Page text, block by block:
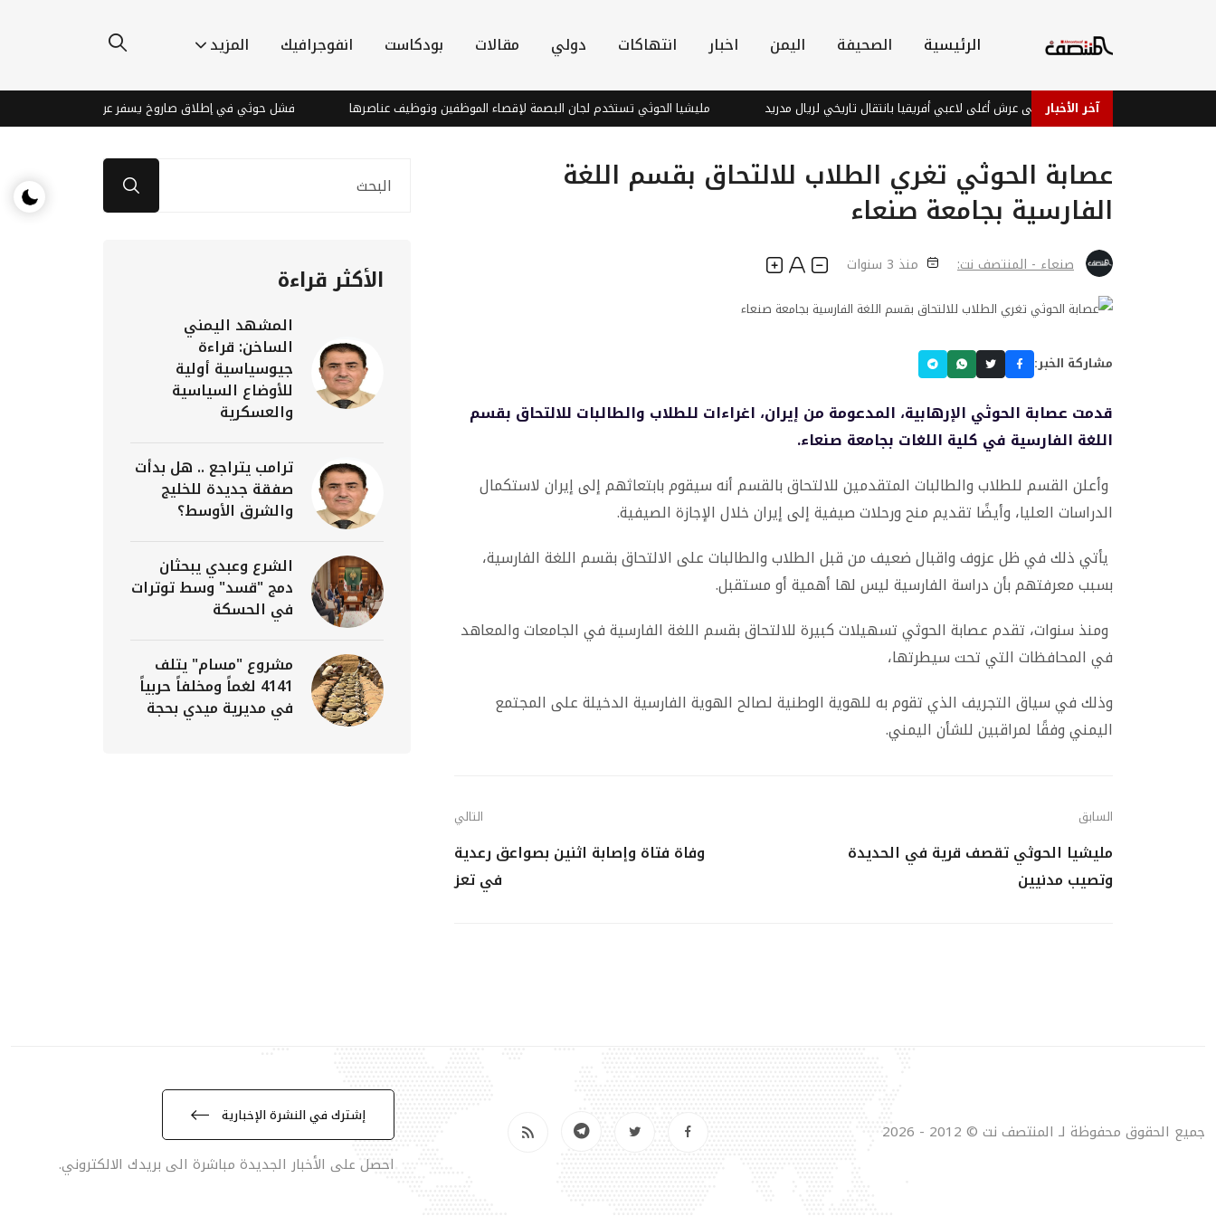
الرئيسية الصحيفة اليمن اخبار انتهاكات دولي مقالات بودكاست انفوجرافيك المزيد
آخر الأخبار
ديوماندي يتربع على عرش أغلى لاعبي أفريقيا بانتقال تاريخي لريال مدريد مليشيا الحوثي تستخدم لجان البصمة لإقصاء الموظفين وتوظيف عناصرها فشل حوثي في إطلاق صاروخ يسفر عن إصابات بين عناصر
عصابة الحوثي تغري الطلاب للالتحاق بقسم اللغة
الفارسية بجامعة صنعاء
صنعاء - المنتصف نت: منذ 3 سنوات
مشاركة الخبر:
قدمت عصابة الحوثي الإرهابية، المدعومة من إيران، اغراءات للطلاب والطالبات للالتحاق بقسم
اللغة الفارسية في كلية اللغات بجامعة صنعاء.
وأعلن القسم للطلاب والطالبات المتقدمين للالتحاق بالقسم أنه سيقوم بابتعاثهم إلى إيران لاستكمال
الدراسات العليا، وأيضًا تقديم منح ورحلات صيفية إلى إيران خلال الإجازة الصيفية.
يأتي ذلك في ظل عزوف واقبال ضعيف من قبل الطلاب والطالبات على الالتحاق بقسم اللغة الفارسية،
بسبب معرفتهم بأن دراسة الفارسية ليس لها أهمية أو مستقبل.
ومنذ سنوات، تقدم عصابة الحوثي تسهيلات كبيرة للالتحاق بقسم اللغة الفارسية في الجامعات والمعاهد
في المحافظات التي تحت سيطرتها،
وذلك في سياق التجريف الذي تقوم به للهوية الوطنية لصالح الهوية الفارسية الدخيلة على المجتمع
اليمني وفقًا لمراقبين للشأن اليمني.
السابق
مليشيا الحوثي تقصف قرية في الحديدة
وتصيب مدنيين
التالي
وفاة فتاة وإصابة اثنين بصواعق رعدية
في تعز
الأكثر قراءة
المشهد اليمني
الساخن: قراءة
جيوسياسية أولية
للأوضاع السياسية
والعسكرية
ترامب يتراجع .. هل بدأت
صفقة جديدة للخليج
والشرق الأوسط؟
الشرع وعبدي يبحثان
دمج "قسد" وسط توترات
في الحسكة
مشروع "مسام" يتلف
4141 لغماً ومخلفاً حربياً
في مديرية ميدي بحجة
جميع الحقوق محفوظة لـ المنتصف نت © 2012 - 2026
إشترك في النشرة الإخبارية
احصل على الأخبار الجديدة مباشرة الى بريدك الالكتروني.